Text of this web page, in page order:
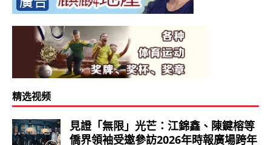
精选视频
見證「無限」光芒：江錦鑫、陳鍵榕等
僑界領袖受邀參訪2026年時報廣場跨年